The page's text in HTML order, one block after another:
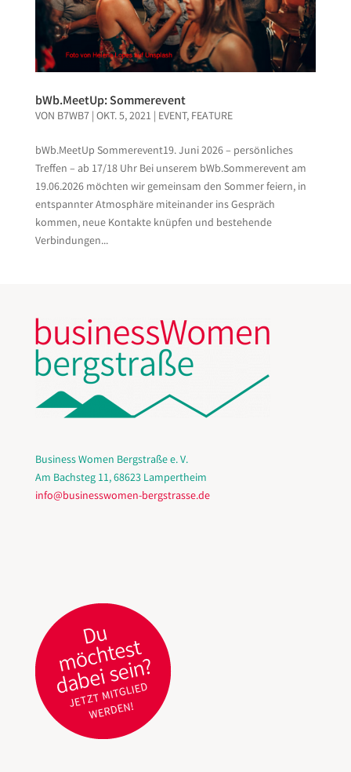
bWb.MeetUp: Sommerevent
VON B7WB7| OKT. 5, 2021 EVENT, FEATURE
bWb.MeetUp Sommerevent19. Juni 2026 – persönliches
Treffen – ab 17/18 Uhr Bei unserem bWb.Sommerevent am
19.06.2026 möchten wir gemeinsam den Sommer feiern, in
entspannter Atmosphäre miteinander ins Gespräch
kommen, neue Kontakte knüpfen und bestehende
Verbindungen...
Business Women Bergstraße e. V.
Am Bachsteg 11, 68623 Lampertheim
info@businesswomen-bergstrasse.de